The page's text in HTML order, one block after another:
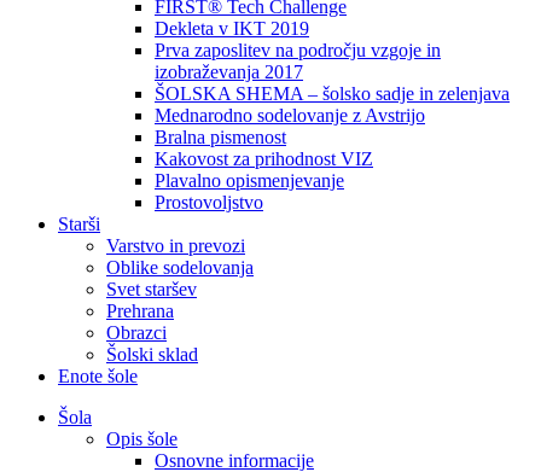
FIRST® Tech Challenge
Dekleta v IKT 2019
Prva zaposlitev na področju vzgoje in
izobraževanja 2017
ŠOLSKA SHEMA – šolsko sadje in zelenjava
Mednarodno sodelovanje z Avstrijo
Bralna pismenost
Kakovost za prihodnost VIZ
Plavalno opismenjevanje
Prostovoljstvo
Starši
Varstvo in prevozi
Oblike sodelovanja
Svet staršev
Prehrana
Obrazci
Šolski sklad
Enote šole
Šola
Opis šole
Osnovne informacije